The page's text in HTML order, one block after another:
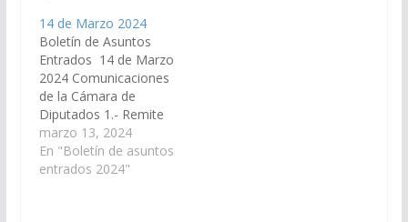
terminales de
transporte, medios de
transporte público,
pasos fronterizos,
oficinas públicas de
turismo y lugares
oficiales de
promoción, la leyenda
que diga en…
14 de Marzo 2024
Boletín de Asuntos
Entrados 14 de Marzo
2024 Comunicaciones
de la Cámara de
Diputados 1.- Remite
cuadernillo de Exptes.
que caducan en virtud
de la Ley 2389 (1111).
marzo 13, 2024
En "Boletín de asuntos
entrados 2024"